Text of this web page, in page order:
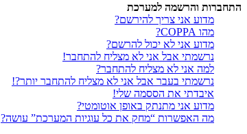
התחברות והרשמה למערכת
מדוע אני צריך להירשם?
מהו COPPA?
מדוע אני לא יכול להרשם?
נרשמתי אבל אני לא מצליח להתחבר!
למה אני לא מצליח להתחבר?
נרשמתי בעבר אבל אני לא מצליח להתחבר יותר?!
איבדתי את הססמה שלי!
מדוע אני מתנתק באופן אוטומטי?
מה האפשרות “מחק את כל עוגיות המערכת” עושה?